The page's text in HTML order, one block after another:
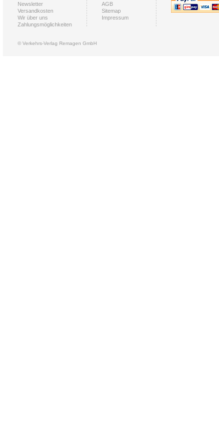
Newsletter
Versandkosten
Wir über uns
Zahlungsmöglichkeiten
AGB
Sitemap
Impressum
© Verkehrs-Verlag Remagen GmbH